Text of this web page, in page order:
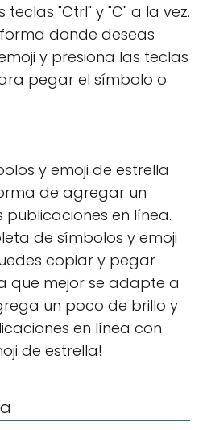
"Ctrl" y "C" a la vez.
donde deseas
y presiona las teclas
pegar el símbolo o
y emoji de estrella
de agregar un
en línea.
de símbolos y emoji
copiar y pegar
que mejor se adapte a
un poco de brillo y
en línea con
de estrella!